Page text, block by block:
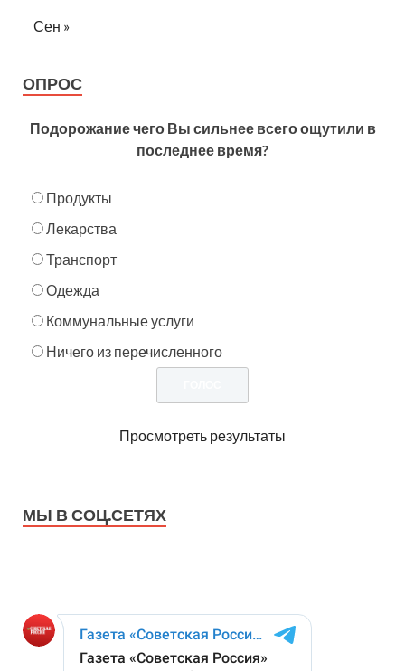
Сен »
ОПРОС
Подорожание чего Вы сильнее всего ощутили в
последнее время?
Продукты
Лекарства
Транспорт
Одежда
Коммунальные услуги
Ничего из перечисленного
Просмотреть результаты
МЫ В СОЦ.СЕТЯХ